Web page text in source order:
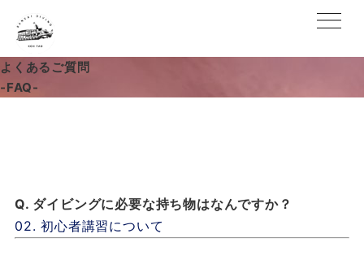
よくあるご質問
-FAQ-
Q. ダイビングに必要な持ち物はなんですか？
02. 初心者講習について